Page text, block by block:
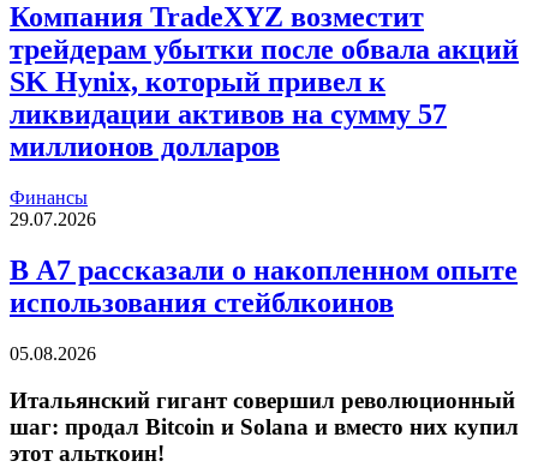
Компания TradeXYZ возместит
трейдерам убытки после обвала акций
SK Hynix, который привел к
ликвидации активов на сумму 57
миллионов долларов
Финансы
29.07.2026
В А7 рассказали о накопленном опыте
использования стейблкоинов
05.08.2026
Итальянский гигант совершил революционный
шаг: продал Bitcoin и Solana и вместо них купил
этот альткоин!